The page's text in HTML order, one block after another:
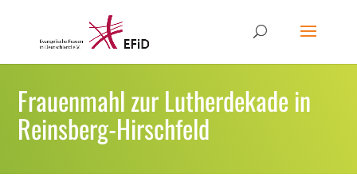
Frauenmahl zur Lutherdekade in
Reinsberg-Hirschfeld